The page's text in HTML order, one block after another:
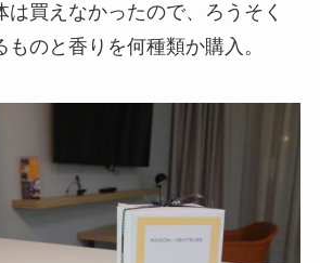
は買えなかったので、ろうそく
のと香りを何種類か購入。